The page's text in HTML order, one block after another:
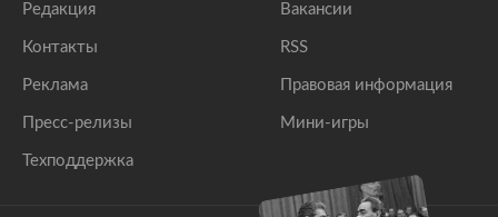
Редакция
Контакты
Реклама
Пресс-релизы
Техподдержка
Вакансии
RSS
Правовая информация
Мини-игры